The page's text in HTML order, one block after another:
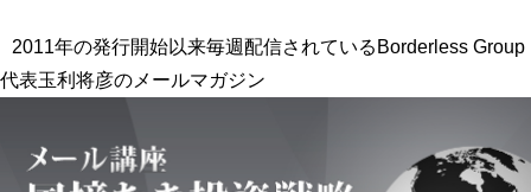
2011年の発行開始以来毎週配信されているBorderless Group
代表玉利将彦のメールマガジン